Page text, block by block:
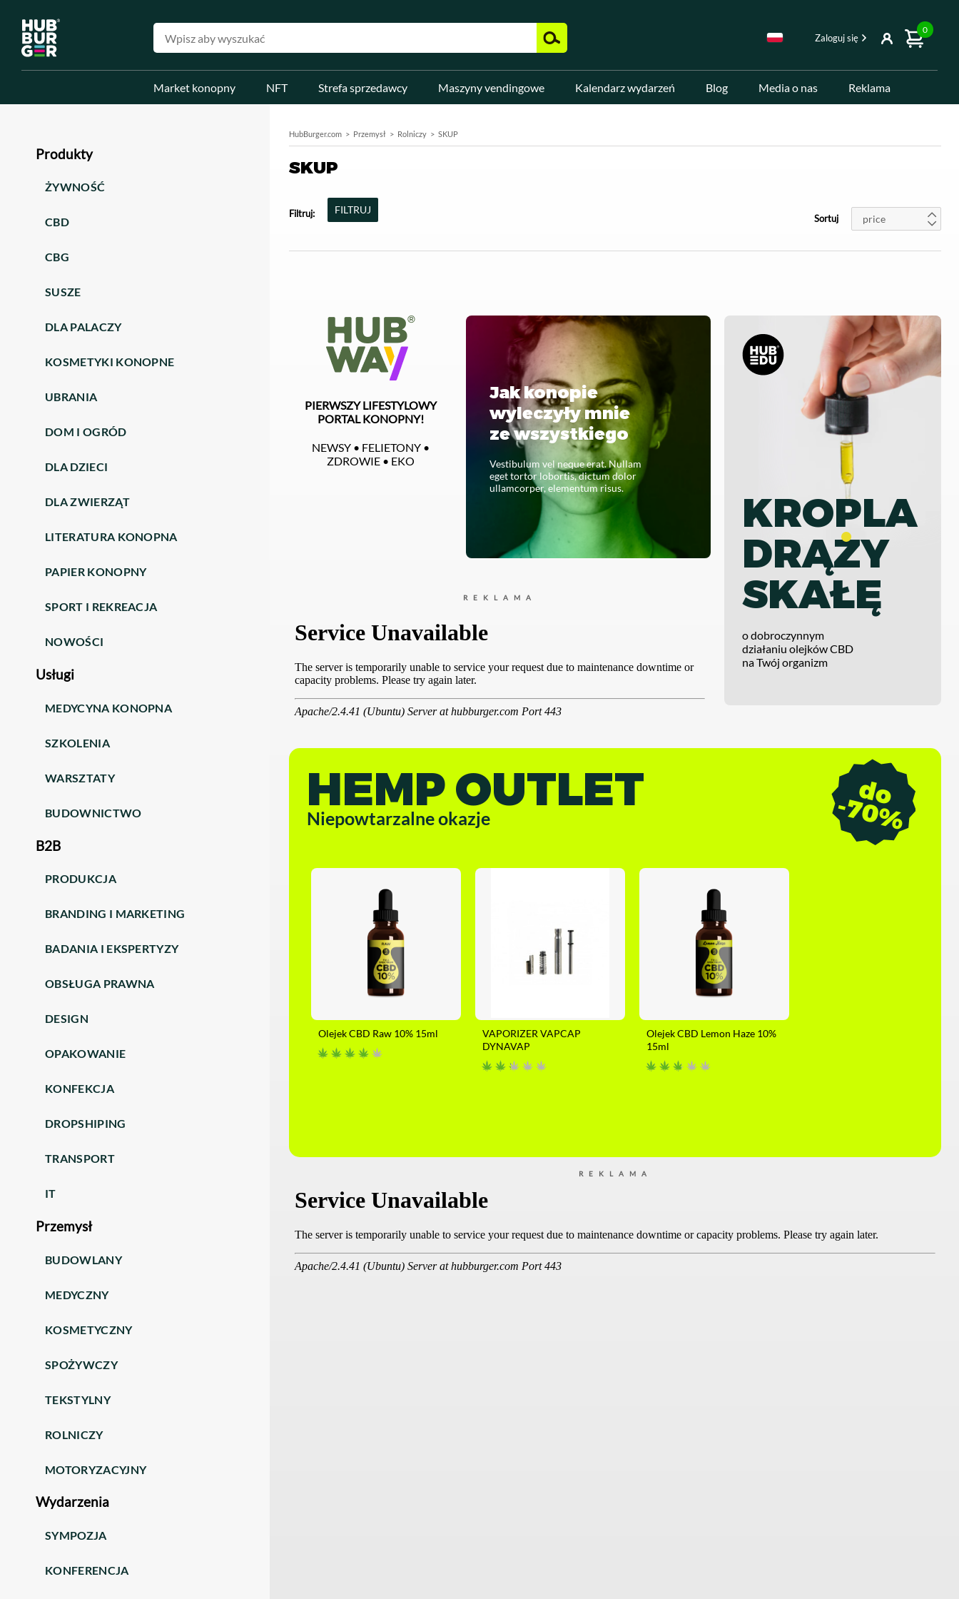
Zaloguj się
0
Market konopny NFT Strefa sprzedawcy Maszyny vendingowe Kalendarz wydarzeń Blog Media o nas Reklama
Produkty
ŻYWNOŚĆ
CBD
CBG
SUSZE
DLA PALACZY
KOSMETYKI KONOPNE
UBRANIA
DOM I OGRÓD
DLA DZIECI
DLA ZWIERZĄT
LITERATURA KONOPNA
PAPIER KONOPNY
SPORT I REKREACJA
NOWOŚCI
Usługi
MEDYCYNA KONOPNA
SZKOLENIA
WARSZTATY
BUDOWNICTWO
B2B
PRODUKCJA
BRANDING I MARKETING
BADANIA I EKSPERTYZY
OBSŁUGA PRAWNA
DESIGN
OPAKOWANIE
KONFEKCJA
DROPSHIPING
TRANSPORT
IT
Przemysł
BUDOWLANY
MEDYCZNY
KOSMETYCZNY
SPOŻYWCZY
TEKSTYLNY
ROLNICZY
MOTORYZACYJNY
Wydarzenia
SYMPOZJA
KONFERENCJA
HubBurger.com Przemysł Rolniczy SKUP
SKUP
Filtruj: FILTRUJ
Sortuj price
PIERWSZY LIFESTYLOWY
PORTAL KONOPNY!
NEWSY • FELIETONY •
ZDROWIE • EKO
Jak konopie
wyleczyły mnie
ze wszystkiego
Vestibulum vel neque erat. Nullam
eget tortor lobortis, dictum dolor
ullamcorper, elementum risus.
CZYTAJ CAŁOŚĆ
KROPLA
DRĄZY
SKAŁĘ
o dobroczynnym
działaniu olejków CBD
na Twój organizm
REKLAMA
HEMP OUTLET
Niepowtarzalne okazje
d
o
-
7
0
%
Olejek CBD Raw 10% 15ml
VAPORIZER VAPCAP
DYNAVAP
Olejek CBD Lemon Haze 10%
15ml
REKLAMA